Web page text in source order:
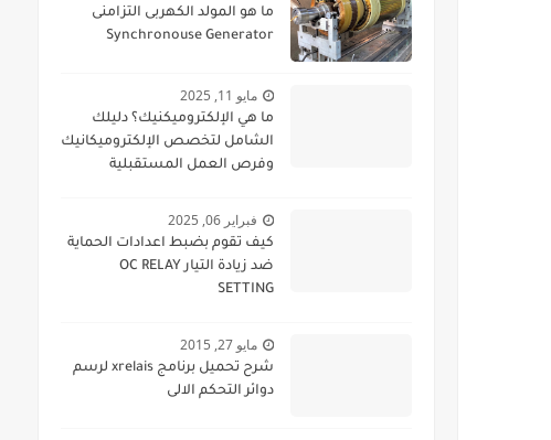
ما هو المولد الكهربى التزامنى
Synchronouse Generator
مايو 11, 2025
ما هي الإلكتروميكنيك؟ دليلك
الشامل لتخصص الإلكتروميكانيك
وفرص العمل المستقبلية
فبراير 06, 2025
كيف تقوم بضبط اعدادات الحماية
ضد زيادة التيار OC RELAY
SETTING
مايو 27, 2015
شرح تحميل برنامج xrelais لرسم
دوائر التحكم الالى